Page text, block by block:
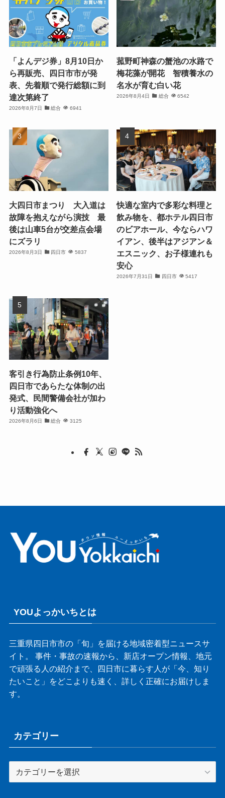
「よんデジ券」8月10日か
ら再販売、四日市市が発
表、先着順で発行総額に到
達次第終了
2026年8月7日 総合 6941
菰野町神森の蟹池の水路で
梅花藻が開花 智積養水の
名水が育む白い花
2026年8月4日 総合 6542
大四日市まつり 大入道は
故障を抱えながら演技 最
後は山車5台が交差点会場
にズラリ
2026年8月3日 四日市 5837
快適な室内で多彩な料理と
飲み物を、都ホテル四日市
のビアホール、今ならハワ
イアン、後半はアジアン＆
エスニック、お子様連れも
安心
2026年7月31日 四日市 5417
客引き行為防止条例10年、
四日市であらたな体制の出
発式、民間警備会社が加わ
り活動強化へ
2026年8月6日 総合 3125
YOUよっかいちとは
三重県四日市市の「旬」を届ける地域密着型ニュースサ
イト。 事件・事故の速報から、新店オープン情報、地元
で頑張る人の紹介まで、四日市に暮らす人が「今、知り
たいこと」をどこよりも速く、詳しく正確にお届けしま
す。
カテゴリー
テ